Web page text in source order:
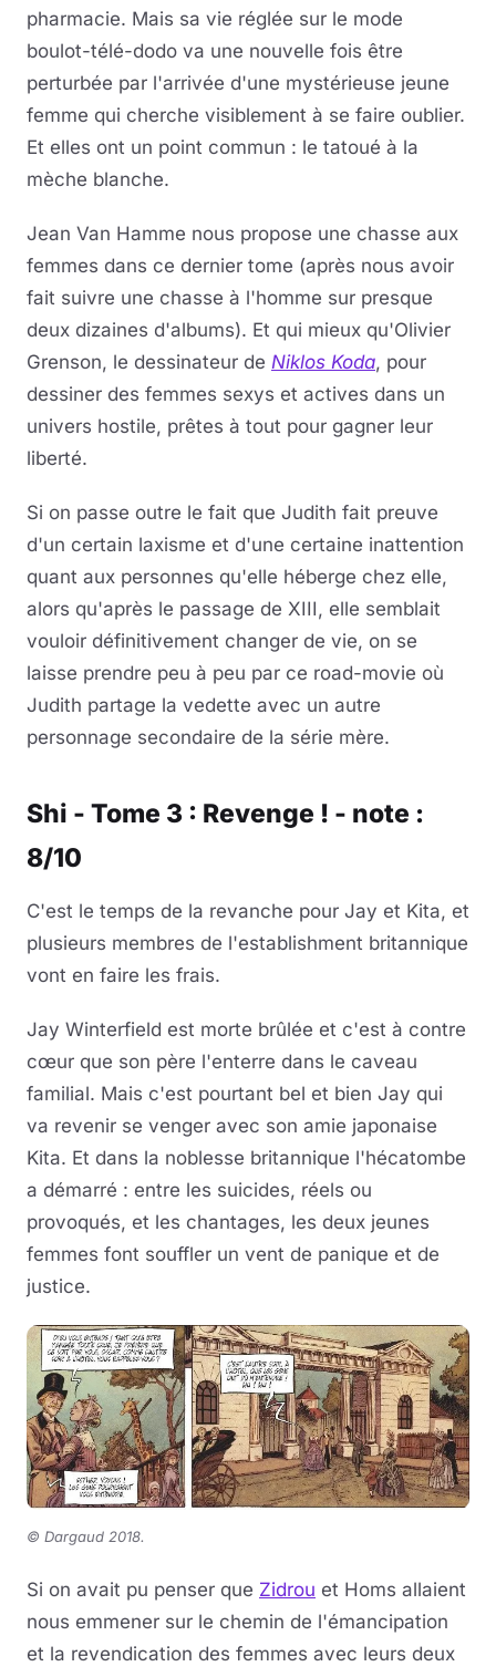
pharmacie. Mais sa vie réglée sur le mode
boulot-télé-dodo va une nouvelle fois être
perturbée par l'arrivée d'une mystérieuse jeune
femme qui cherche visiblement à se faire oublier.
Et elles ont un point commun : le tatoué à la
mèche blanche.
Jean Van Hamme nous propose une chasse aux
femmes dans ce dernier tome (après nous avoir
fait suivre une chasse à l'homme sur presque
deux dizaines d'albums). Et qui mieux qu'Olivier
Grenson, le dessinateur de Niklos Koda, pour
dessiner des femmes sexys et actives dans un
univers hostile, prêtes à tout pour gagner leur
liberté.
Si on passe outre le fait que Judith fait preuve
d'un certain laxisme et d'une certaine inattention
quant aux personnes qu'elle héberge chez elle,
alors qu'après le passage de XIII, elle semblait
vouloir définitivement changer de vie, on se
laisse prendre peu à peu par ce road-movie où
Judith partage la vedette avec un autre
personnage secondaire de la série mère.
Shi - Tome 3 : Revenge ! - note :
8/10
C'est le temps de la revanche pour Jay et Kita, et
plusieurs membres de l'establishment britannique
vont en faire les frais.
Jay Winterfield est morte brûlée et c'est à contre
cœur que son père l'enterre dans le caveau
familial. Mais c'est pourtant bel et bien Jay qui
va revenir se venger avec son amie japonaise
Kita. Et dans la noblesse britannique l'hécatombe
a démarré : entre les suicides, réels ou
provoqués, et les chantages, les deux jeunes
femmes font souffler un vent de panique et de
justice.
© Dargaud 2018.
Si on avait pu penser que Zidrou et Homs allaient
nous emmener sur le chemin de l'émancipation
et la revendication des femmes avec leurs deux